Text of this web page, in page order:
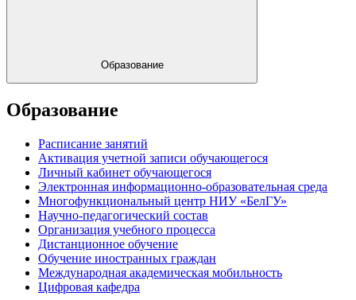
Образование
Образование
Расписание занятий
Активация учетной записи обучающегося
Личный кабинет обучающегося
Электронная информационно-образовательная среда
Многофункциональный центр НИУ «БелГУ»
Научно-педагогический состав
Организация учебного процесса
Дистанционное обучение
Обучение иностранных граждан
Международная академическая мобильность
Цифровая кафедра